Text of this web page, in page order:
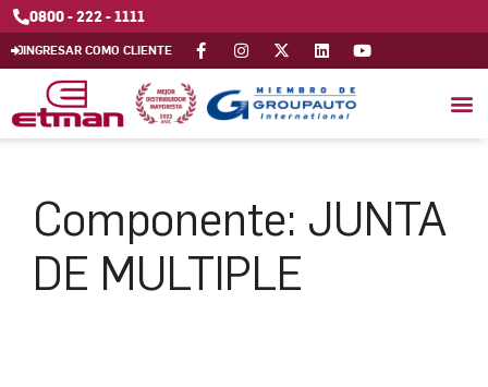
0800 - 222 - 1111
INGRESAR COMO CLIENTE
Componente: JUNTA
DE MULTIPLE